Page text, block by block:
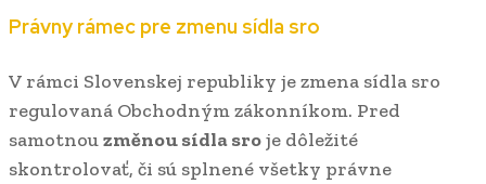
Právny rámec pre zmenu sídla sro
V rámci Slovenskej republiky je zmena sídla sro
regulovaná Obchodným zákonníkom. Pred
samotnouzměnou sídla sroje dôležité
skontrolovať, či sú splnené všetky právne